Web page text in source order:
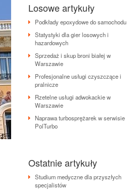
Losowe artykuły
Podkłady epoxydowe do samochodu
Statystyki dla gier losowych i
hazardowych
Sprzedaż i skup broni białej w
Warszawie
Profesjonalne usługi czyszczące i
pralnicze
Rzetelne usługi adwokackie w
Warszawie
Naprawa turbosprężarek w serwisie
PolTurbo
Ostatnie artykuły
Studium medyczne dla przyszłych
specjalistów